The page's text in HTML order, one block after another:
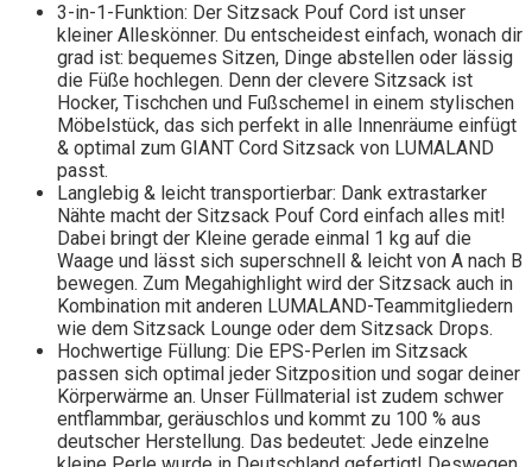
3-in-1-Funktion: Der Sitzsack Pouf Cord ist unser
kleiner Alleskönner. Du entscheidest einfach, wonach dir
grad ist: bequemes Sitzen, Dinge abstellen oder lässig
die Füße hochlegen. Denn der clevere Sitzsack ist
Hocker, Tischchen und Fußschemel in einem stylischen
Möbelstück, das sich perfekt in alle Innenräume einfügt
& optimal zum GIANT Cord Sitzsack von LUMALAND
passt.
Langlebig & leicht transportierbar: Dank extrastarker
Nähte macht der Sitzsack Pouf Cord einfach alles mit!
Dabei bringt der Kleine gerade einmal 1 kg auf die
Waage und lässt sich superschnell & leicht von A nach B
bewegen. Zum Megahighlight wird der Sitzsack auch in
Kombination mit anderen LUMALAND-Teammitgliedern
wie dem Sitzsack Lounge oder dem Sitzsack Drops.
Hochwertige Füllung: Die EPS-Perlen im Sitzsack
passen sich optimal jeder Sitzposition und sogar deiner
Körperwärme an. Unser Füllmaterial ist zudem schwer
entflammbar, geräuschlos und kommt zu 100 % aus
deutscher Herstellung. Das bedeutet: Jede einzelne